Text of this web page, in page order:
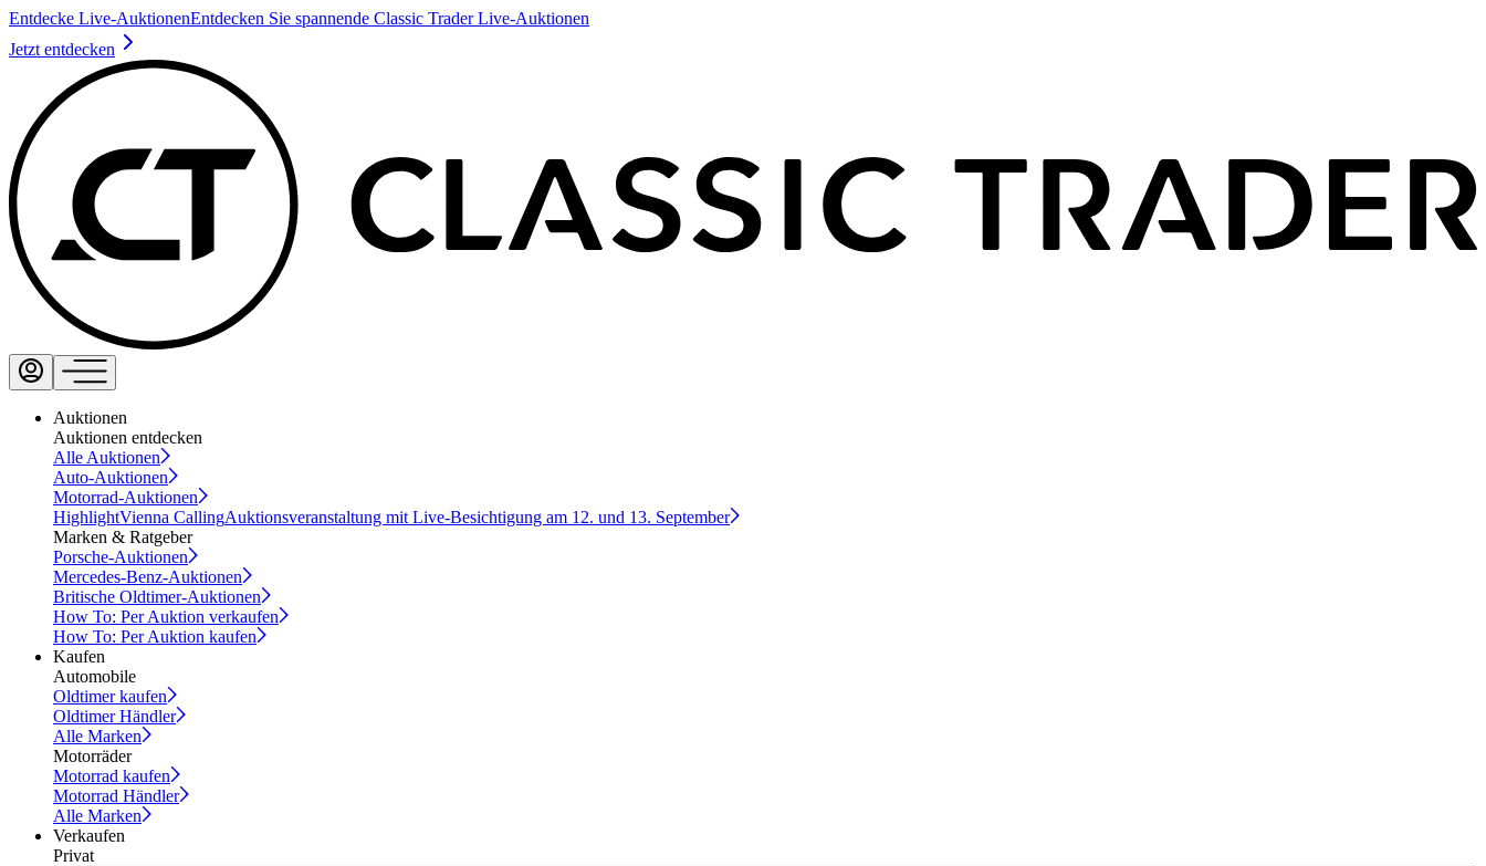
Entdecke Live-AuktionenEntdecken Sie spannende Classic Trader Live-Auktionen
Jetzt entdecken
Auktionen
Auktionen entdecken
Alle Auktionen
Auto-Auktionen
Motorrad-Auktionen
HighlightVienna CallingAuktionsveranstaltung mit Live-Besichtigung am 12. und 13. September
Marken & Ratgeber
Porsche-Auktionen
Mercedes-Benz-Auktionen
Britische Oldtimer-Auktionen
How To: Per Auktion verkaufen
How To: Per Auktion kaufen
Kaufen
Automobile
Oldtimer kaufen
Oldtimer Händler
Alle Marken
Motorräder
Motorrad kaufen
Motorrad Händler
Alle Marken
Verkaufen
Privat